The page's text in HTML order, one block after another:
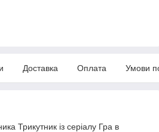
Доставка Оплата Умови
Трикутник із серіалу Гра в